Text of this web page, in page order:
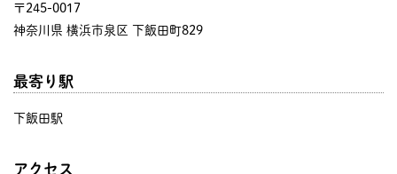
〒245-0017
神奈川県 横浜市泉区 下飯田町829
最寄り駅
下飯田駅
アクセス